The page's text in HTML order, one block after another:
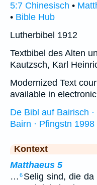
5:7 Chinesisch •
• Bible Hub
Lutherbibel 1912
Textbibel des Alten
Kautzsch, Karl
Modernized Text
available in
De Bibl auf Bairisch
Bairn · Pfingstn 1998
Kontext
Matthaeus 5
… 6 Selig sind, die